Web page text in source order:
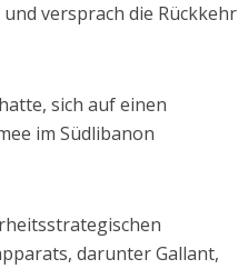
versprach die Rückkehr
sich auf einen
im Südlibanon
darunter Gallant,